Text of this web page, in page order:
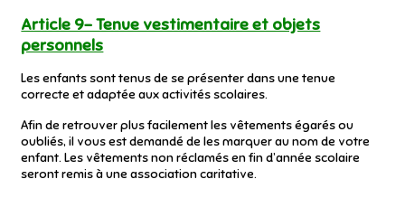
Article 9- Tenue vestimentaire et objets
personnels
Les enfants sont tenus de se présenter dans une tenue
correcte et adaptée aux activités scolaires.
Afin de retrouver plus facilement les vêtements égarés ou
oubliés, il vous est demandé de les marquer au nom de votre
enfant. Les vêtements non réclamés en fin d’année scolaire
seront remis à une association caritative.